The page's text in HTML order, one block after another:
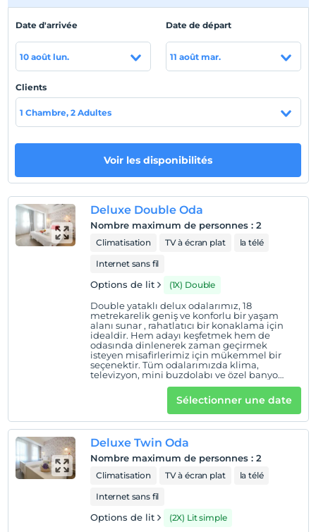
kafelere yürüyerek gidebilir, Bozcaada’nın eşsiz
sokaklarını gezebilir, tarih kokan evlerini yakından
görebilirsiniz.
Plage
Sahil 7 km. uzaklıktadır.
Afficher sur la
carte
Politiques de l'hôtel
enregistrement
Animaux non admis
chambres non fumeur
Les enfants de moins de 15 ans ne sont pas autorisés à
séjourner dans cet établissement.
Date d'arrivée
10 août lun.
Date de départ
11 août mar.
Clients
1 Chambre, 2 Adultes
Voir les disponibilités
Deluxe Double Oda
Nombre maximum de personnes : 2
Climatisation TV à écran plat
la télé
Internet sans fil
Options de lit (1X) Double
Double yataklı delux odalarımız, 18
metrekarelik geniş ve konforlu bir yaşam
alanı sunar , rahatlatıcı bir konaklama için
idealdir. Hem adayı keşfetmek hem de
odasında dinlenerek zaman geçirmek
isteyen misafirlerimiz için mükemmel bir
seçenektir. Tüm odalarımızda klima,
televizyon, mini buzdolabı ve özel banyo
Sélectionner une date
Deluxe Twin Oda
Nombre maximum de personnes : 2
Climatisation TV à écran plat
la télé
Internet sans fil
Options de lit (2X) Lit simple